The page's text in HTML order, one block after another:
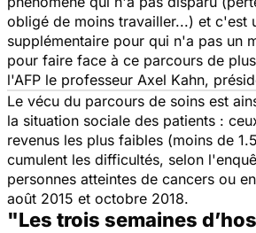
obligé de moins travailler...) et c'est
supplémentaire pour qui n'a pas un
pour faire face à ce parcours de
l'AFP le professeur Axel Kahn,
Le vécu du parcours de soins est
la situation sociale des patients :
revenus les plus faibles (moins de
cumulent les difficultés, selon
personnes atteintes de cancers ou en
août 2015 et octobre 2018.
"Les trois semaines